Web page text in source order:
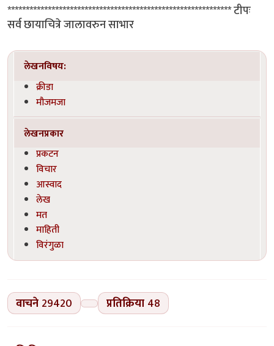
************************************************************* टीपः
सर्व छायाचित्रे जालावरुन साभार
लेखनविषय:
क्रीडा
मौजमजा
लेखनप्रकार
प्रकटन
विचार
आस्वाद
लेख
मत
माहिती
विरंगुळा
वाचने 29420 प्रतिक्रिया 48